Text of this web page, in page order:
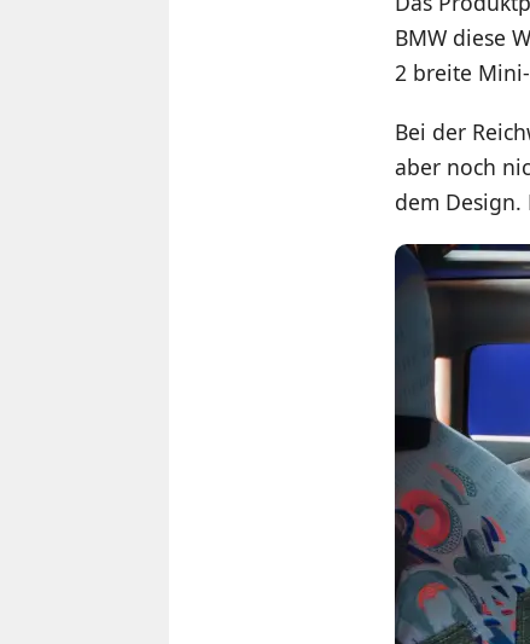
BMW diese
2 breite
Bei der
aber noch
dem